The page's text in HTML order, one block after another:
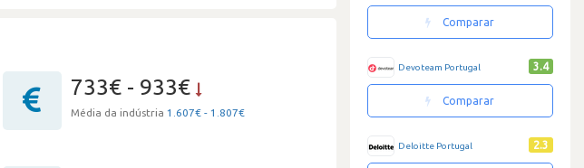
733€ - 933€
Média da indústria 1.607€ - 1.807€
Comparar
Devoteam Portugal 3.4
Comparar
Deloitte Portugal 2.3